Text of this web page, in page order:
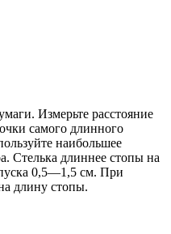
Измерьте расстояние
самого длинного
наибольшее
Стелька длиннее стопы на
0,5—1,5 см. При
длину стопы.